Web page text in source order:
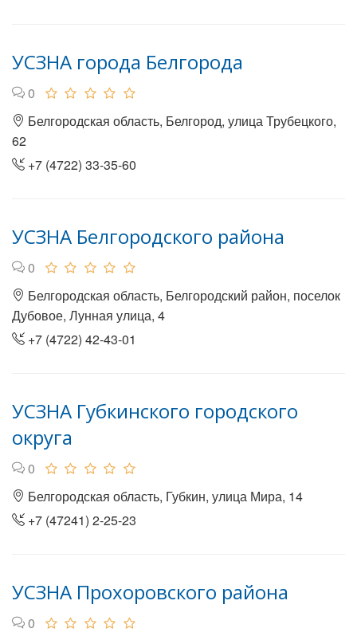
УСЗНА города Белгорода
0
Белгородская область, Белгород, улица Трубецкого,
62
+7 (4722) 33-35-60
УСЗНА Белгородского района
0
Белгородская область, Белгородский район, поселок
Дубовое, Лунная улица, 4
+7 (4722) 42-43-01
УСЗНА Губкинского городского
округа
0
Белгородская область, Губкин, улица Мира, 14
+7 (47241) 2-25-23
УСЗНА Прохоровского района
0